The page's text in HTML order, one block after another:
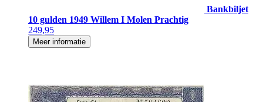
Bankbiljet
10 gulden 1949 Willem I Molen Prachtig
249,95
Meer informatie